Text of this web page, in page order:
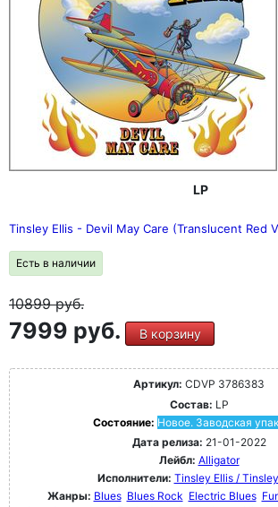
LP
Tinsley Ellis - Devil May Care (Translucent Red
Есть в наличии
10899руб.
7999 руб. В корзину
Артикул: CDVP 3786383
Состав: LP
Состояние: Новое. Заводская
Дата релиза: 21-01-2022
Лейбл: Alligator
Исполнители: Tinsley Ellis /
Жанры: Blues Blues Rock Electric Blues